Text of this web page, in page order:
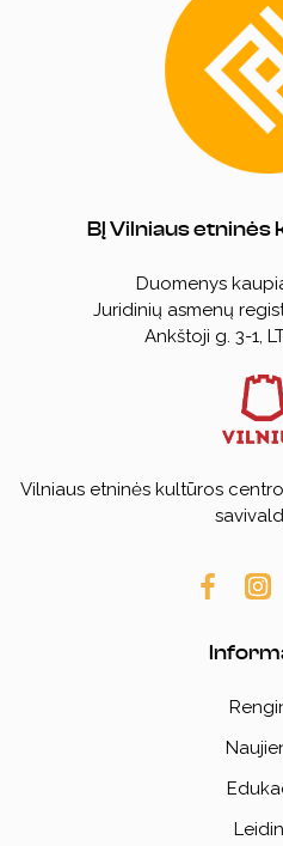
BĮ Vilniaus
Duomenys
Juridinių asmenų
Ankštoji g. 3-1,
Vilniaus etninės kultūros